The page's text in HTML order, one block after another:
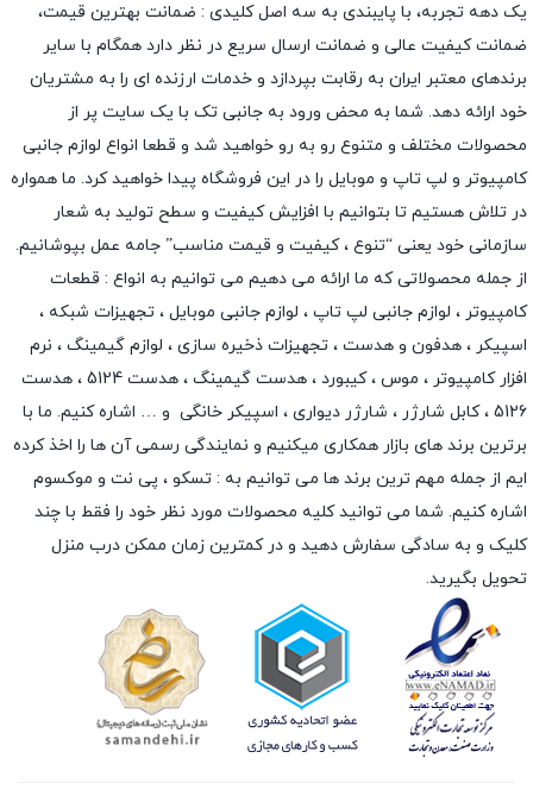
یک دهه تجربه، با پایبندی به سه اصل کلیدی : ضمانت بهترین قیمت،
ضمانت کیفیت عالی و ضمانت ارسال سریع در نظر دارد همگام با سایر
برندهای معتبر ایران به رقابت بپردازد و خدمات ارزنده ای را به مشتریان
خود ارائه دهد. شما به محض ورود به جانبی تک با یک سایت پر از
محصولات مختلف و متنوع رو به رو خواهید شد و قطعا انواع لوازم جانبی
کامپیوتر و لپ تاپ و موبایل را در این فروشگاه پیدا خواهید کرد. ما همواره
در تلاش هستیم تا بتوانیم با افزایش کیفیت و سطح تولید به شعار
سازمانی خود یعنی “تنوع ، کیفیت و قیمت مناسب” جامه عمل بپوشانیم.
از جمله محصولاتی که ما ارائه می دهیم می توانیم به انواع : قطعات
کامپیوتر ، لوازم جانبی لپ تاپ ، لوازم جانبی موبایل ، تجهیزات شبکه ،
اسپیکر ، هدفون و هدست ، تجهیزات ذخیره سازی ، لوازم گیمینگ ، نرم
افزار کامپیوتر ، موس ،کیبورد ، هدست گیمینگ
، هدست 5124 ، هدست
5126 ،
کابل شارژر ، شارژر دیواری ، اسپیکر خانگی و … اشاره کنیم. ما با
برترین برند های بازار همکاری میکنیم و نمایندگی رسمی آن ها را اخذ کرده
ایم از جمله مهم ترین برند ها می توانیم به : تسکو ، پی نت و موکسوم
اشاره کنیم. شما می توانید کلیه محصولات مورد نظر خود را فقط با چند
کلیک و به سادگی سفارش دهید و در کمترین زمان ممکن درب منزل
تحویل بگیرید.